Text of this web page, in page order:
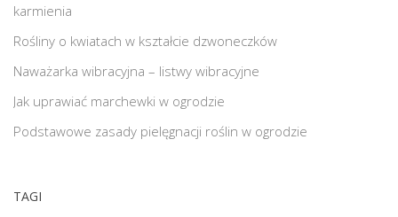
karmienia
Rośliny o kwiatach w kształcie dzwoneczków
Naważarka wibracyjna – listwy wibracyjne
Jak uprawiać marchewki w ogrodzie
Podstawowe zasady pielęgnacji roślin w ogrodzie
TAGI